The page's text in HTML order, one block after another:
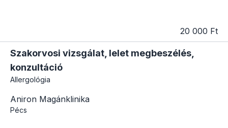
20 000 Ft
Szakorvosi vizsgálat, lelet megbeszélés,
konzultáció
Allergológia
Aniron Magánklinika
Pécs